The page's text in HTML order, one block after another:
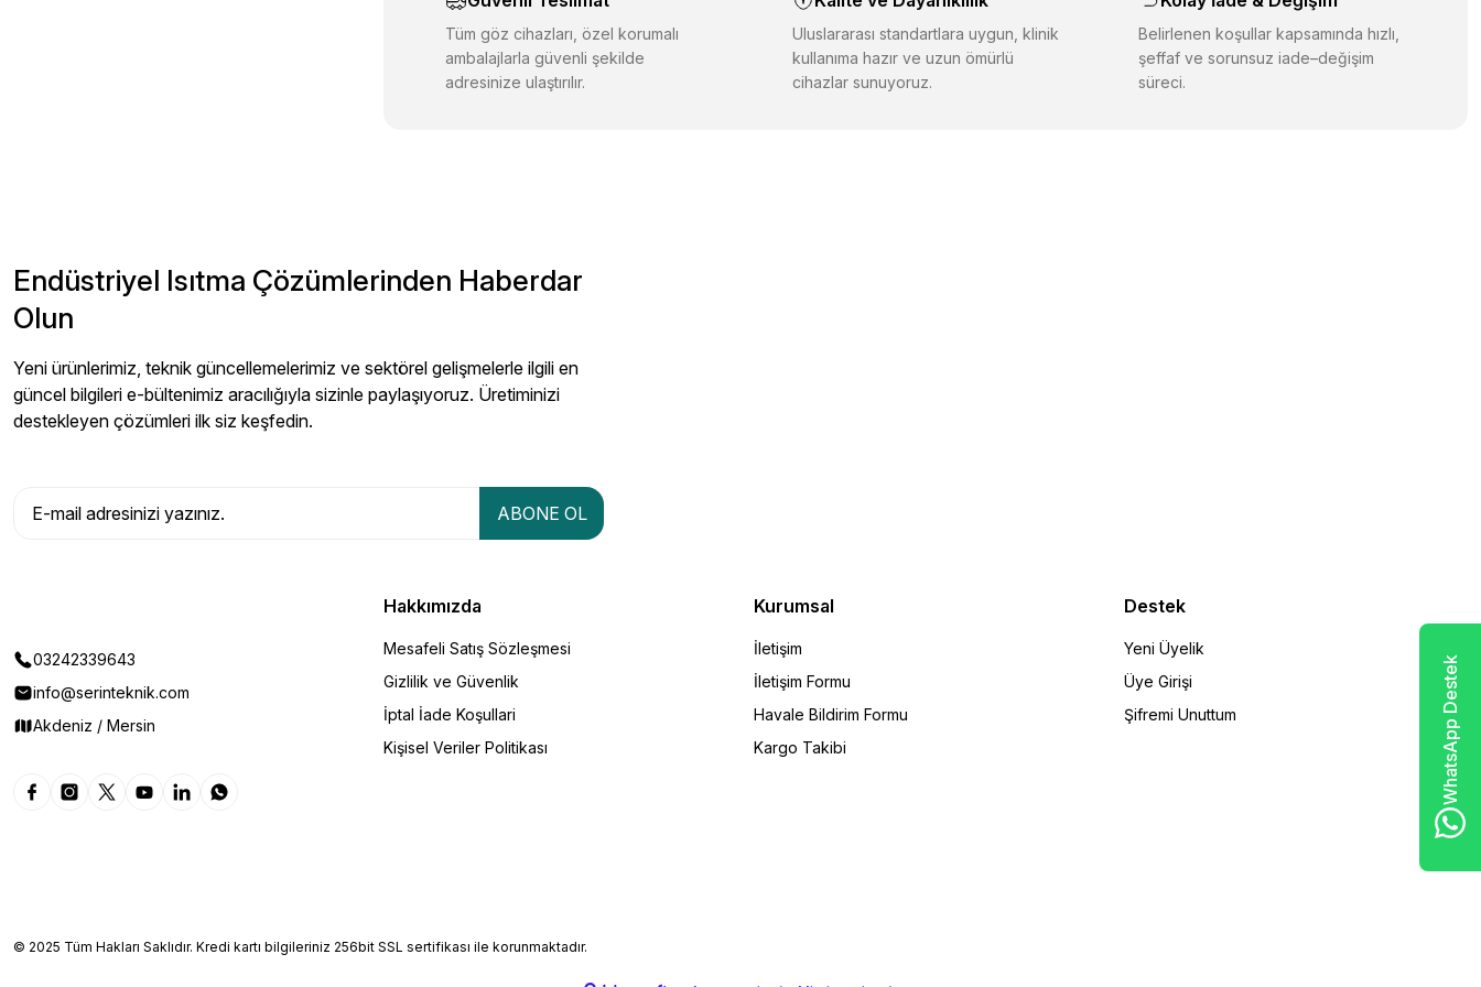
Bu ürüne benzer farklı alternatifler olmalı.
Tüm göz cihazları, özel korumalı
ambalajlarla güvenli şekilde
adresinize ulaştırılır.
Uluslararası standartlara uygun, klinik
kullanıma hazır ve uzun ömürlü
cihazlar sunuyoruz.
Belirlenen koşullar kapsamında hızlı,
şeffaf ve sorunsuz iade–değişim
süreci.
Endüstriyel Isıtma Çözümlerinden Haberdar
Olun
Yeni ürünlerimiz, teknik güncellemelerimiz ve sektörel gelişmelerle ilgili en
güncel bilgileri e-bültenimiz aracılığıyla sizinle paylaşıyoruz. Üretiminizi
destekleyen çözümleri ilk siz keşfedin.
ABONE OL
03242339643
info@serinteknik.com
Akdeniz / Mersin
Hakkımızda
Mesafeli Satış Sözleşmesi
Gizlilik ve Güvenlik
İptal İade Koşullari
Kişisel Veriler Politikası
Kurumsal
İletişim
İletişim Formu
Havale Bildirim Formu
Kargo Takibi
Destek
Yeni Üyelik
Üye Girişi
Şifremi Unuttum
© 2025 Tüm Hakları Saklıdır. Kredi kartı bilgileriniz 256bit SSL sertifikası ile korunmaktadır.
WhatsApp Destek